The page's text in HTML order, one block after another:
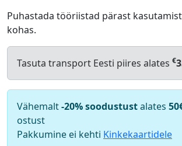
Puhastada tööriistad pärast
kohas.
Tasuta transport Eesti piires alates €
Vähemalt-20% soodustustalates
ostust
Pakkumine ei kehti Kinkekaartidele